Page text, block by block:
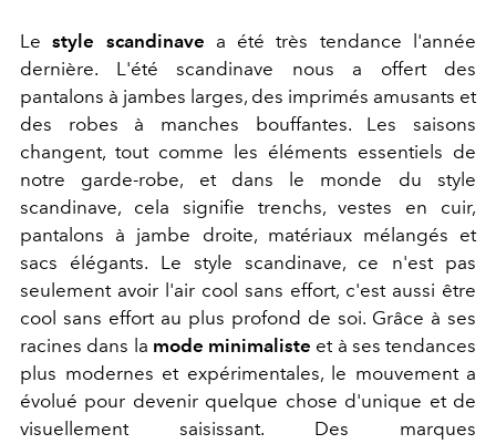
Le style scandinave a été très tendance l'année
dernière. L'été scandinave nous a offert des
pantalons à jambes larges, des imprimés amusants et
des robes à manches bouffantes. Les saisons
changent, tout comme les éléments essentiels de
notre garde-robe, et dans le monde du style
scandinave, cela signifie trenchs, vestes en cuir,
pantalons à jambe droite, matériaux mélangés et
sacs élégants. Le style scandinave, ce n'est pas
seulement avoir l'air cool sans effort, c'est aussi être
cool sans effort au plus profond de soi. Grâce à ses
racines dans la mode minimaliste et à ses tendances
plus modernes et expérimentales, le mouvement a
évolué pour devenir quelque chose d'unique et de
visuellement saisissant. Des marques